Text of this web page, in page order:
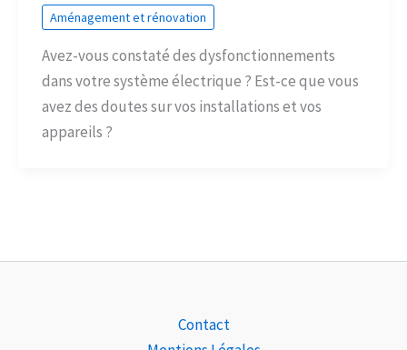
Aménagement et rénovation
Avez-vous constaté des dysfonctionnements
dans votre système électrique ? Est-ce que vous
avez des doutes sur vos installations et vos
appareils ?
Contact